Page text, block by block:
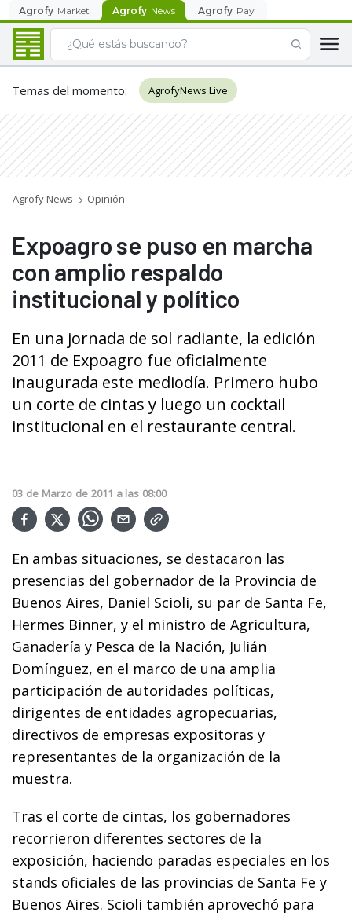
Agrofy Market Agrofy News Agrofy Pay
Temas del momento: AgrofyNews Live
Agrofy News Opinión
Expoagro se puso en marcha
con amplio respaldo
institucional y político
En una jornada de sol radiante, la edición
2011 de Expoagro fue oficialmente
inaugurada este mediodía. Primero hubo
un corte de cintas y luego un cocktail
institucional en el restaurante central.
03 de Marzo de 2011 a las 08:00
En ambas situaciones, se destacaron las
presencias del gobernador de la Provincia de
Buenos Aires, Daniel Scioli, su par de Santa Fe,
Hermes Binner, y el ministro de Agricultura,
Ganadería y Pesca de la Nación, Julián
Domínguez, en el marco de una amplia
participación de autoridades políticas,
dirigentes de entidades agropecuarias,
directivos de empresas expositoras y
representantes de la organización de la
muestra.
Tras el corte de cintas, los gobernadores
recorrieron diferentes sectores de la
exposición, haciendo paradas especiales en los
stands oficiales de las provincias de Santa Fe y
Buenos Aires. Scioli también aprovechó para